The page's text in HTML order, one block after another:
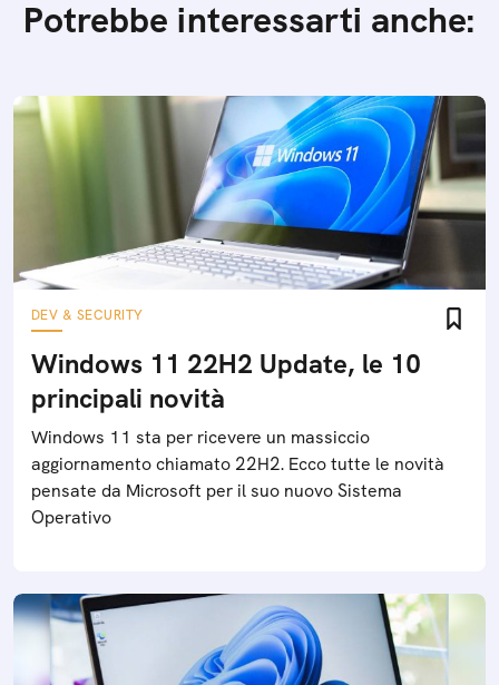
Potrebbe interessarti anche:
DEV & SECURITY
Windows 11 22H2 Update, le 10
principali novità
Windows 11 sta per ricevere un massiccio
aggiornamento chiamato 22H2. Ecco tutte le novità
pensate da Microsoft per il suo nuovo Sistema
Operativo